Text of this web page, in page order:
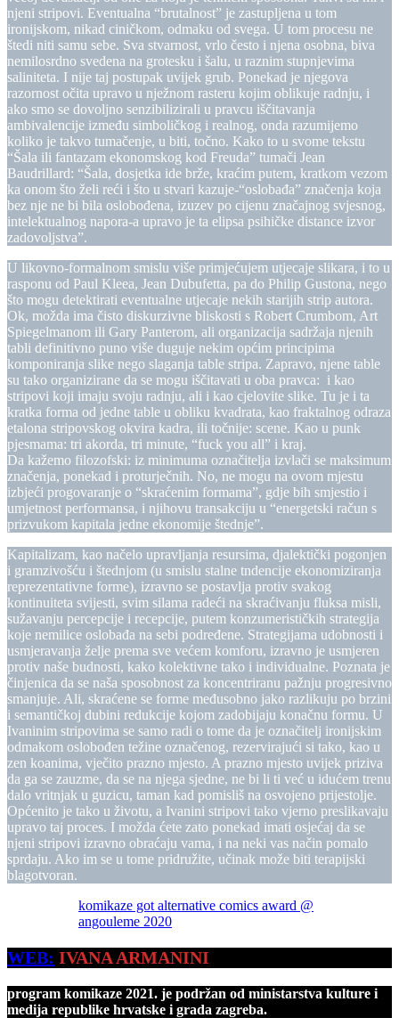
njeni stripovi. Eventualna “brutalnost” je zastupljena u tom
ironijskom, nikad ciničkom, odmaku od svega. U tom procesu ne
štedi niti samu sebe. Sva stvarnost, vrlo često i njena osobna, biva
nemilosrdno svedena na grotesku i šalu, u raznim stupnjevima
saliniteta. I nije taj postupak uvijek grub. Ponekad je njegova
razornost očita upravo u nježnom rasteru kojim oblikuje radnju, i
ako smo se dovoljno senzibilizirali u pravcu iščitavanja
ambivalencije između simboličkog i realnog, onda razumijemo
koliko je takvo tumačenje, u biti, točno. Kako to u svome tekstu
“Šala ili fantazam ekonomskog kod Freuda” tumači Jean
Baudrillard: “Šala, dosjetka ide brže, kraćim putem, kratkom vezom
ka onom što želi reći i što u stvari kazuje-“oslobađa” značenja koja
bez nje ne bi bila oslobođena, izuzev po cijenu značajnog svjesnog,
intelektualnog napora-a upravo je ta elipsa psihičke distance izvor
zadovoljstva”.
U likovno-formalnom smislu više primjećujem utjecaje slikara, i to u
rasponu od Paul Kleea, Jean Dubufetta, pa do Philip Gustona, nego
što mogu detektirati eventualne utjecaje nekih starijih strip autora.
Ok, možda ima čisto diskurzivne bliskosti s Robert Crumbom, Art
Spiegelmanom ili Gary Panterom, ali organizacija sadržaja njenih
tabli definitivno puno više duguje nekim općim principima
komponiranja slike nego slaganja table stripa. Zapravo, njene table
su tako organizirane da se mogu iščitavati u oba pravca: i kao
stripovi koji imaju svoju radnju, ali i kao cjelovite slike. Tu je i ta
kratka forma od jedne table u obliku kvadrata, kao fraktalnog odraza
etalona stripovskog okvira kadra, ili točnije: scene. Kao u punk
pjesmama: tri akorda, tri minute, “fuck you all” i kraj.
Da kažemo filozofski: iz minimuma označitelja izvlači se maksimum
značenja, ponekad i proturječnih. No, ne mogu na ovom mjestu
izbjeći progovaranje o “skraćenim formama”, gdje bih smjestio i
umjetnost performansa, i njihovu transakciju u “energetski račun s
prizvukom kapitala jedne ekonomije štednje”.
Kapitalizam, kao načelo upravljanja resursima, djalektički pogonjen
i gramzivošću i štednjom (u smislu stalne tndencije ekonomiziranja
reprezentativne forme), izravno se postavlja protiv svakog
kontinuiteta svijesti, svim silama radeći na skraćivanju fluksa misli,
sužavanju percepcije i recepcije, putem konzumerističkih strategija
koje nemilice oslobađa na sebi podređene. Strategijama udobnosti i
usmjeravanja želje prema sve većem komforu, izravno je usmjeren
protiv naše budnosti, kako kolektivne tako i individualne. Poznata je
činjenica da se naša sposobnost za koncentriranu pažnju progresivno
smanjuje. Ali, skraćene se forme međusobno jako razlikuju po brzini
i semantičkoj dubini redukcije kojom zadobijaju konačnu formu. U
Ivaninim stripovima se samo radi o tome da je označitelj ironijskim
odmakom oslobođen težine označenog, rezervirajući si tako, kao u
zen koanima, vječito prazno mjesto. A prazno mjesto uvijek priziva
da ga se zauzme, da se na njega sjedne, ne bi li ti već u idućem trenu
dalo vritnjak u guzicu, taman kad pomisliš na osvojeno prijestolje.
Općenito je tako u životu, a Ivanini stripovi tako vjerno preslikavaju
upravo taj proces. I možda ćete zato ponekad imati osjećaj da se
njeni stripovi izravno obraćaju vama, i na neki vas način pomalo
sprdaju. Ako im se u tome pridružite, učinak može biti terapijski
blagotvoran.
komikaze got alternative comics award @
angouleme 2020
WEB: IVANA ARMANINI
program komikaze 2021. je podržan od ministarstva kulture i
medija republike hrvatske i grada zagreba.